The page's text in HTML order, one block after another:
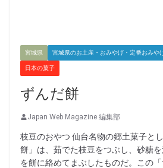
宮城県 宮城県のお土産・おみやげ・定番おみや
日本の菓子
ずんだ餅
Japan Web Magazine 編集部
枝豆のおやつ 仙台名物の郷土菓子と
餅」は、茹でた枝豆をつぶし、砂糖を
を餅に絡めてまぶしたものだ。この